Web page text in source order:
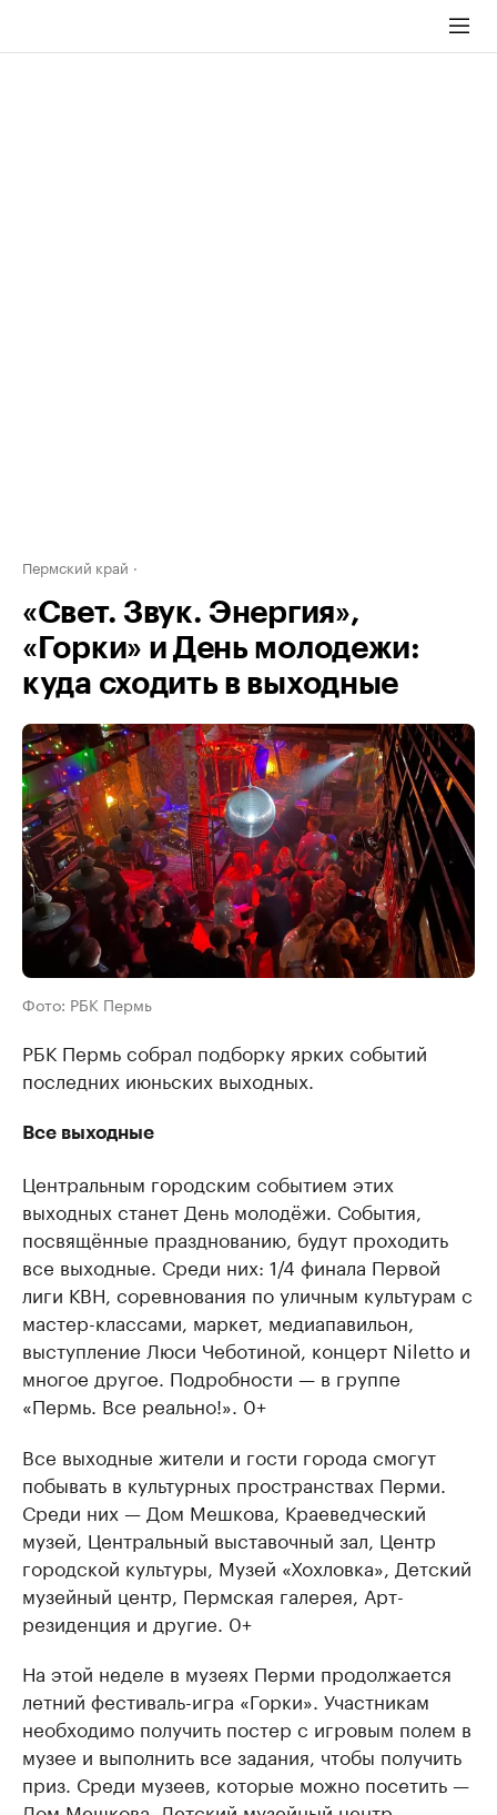
Пермский край
«Свет. Звук. Энергия»,
«Горки» и День молодежи:
куда сходить в выходные
Фото: РБК Пермь
РБК Пермь собрал подборку ярких событий
последних июньских выходных.
Все выходные
Центральным городским событием этих
выходных станет День молодёжи. События,
посвящённые празднованию, будут проходить
все выходные. Среди них: 1/4 финала Первой
лиги КВН, соревнования по уличным культурам с
мастер-классами, маркет, медиапавильон,
выступление Люси Чеботиной, концерт Niletto и
многое другое. Подробности — в группе
«Пермь. Все реально!». 0+
Все выходные жители и гости города смогут
побывать в культурных пространствах Перми.
Среди них — Дом Мешкова, Краеведческий
музей, Центральный выставочный зал, Центр
городской культуры, Музей «Хохловка», Детский
музейный центр, Пермская галерея, Арт-
резиденция и другие. 0+
На этой неделе в музеях Перми продолжается
летний фестиваль-игра «Горки». Участникам
необходимо получить постер с игровым полем в
музее и выполнить все задания, чтобы получить
приз. Среди музеев, которые можно посетить —